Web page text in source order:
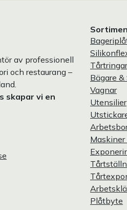
av professionell
och restaurang –
skapar vi en
Bägare &
Vagnar
Utensilier
Plåtbyte